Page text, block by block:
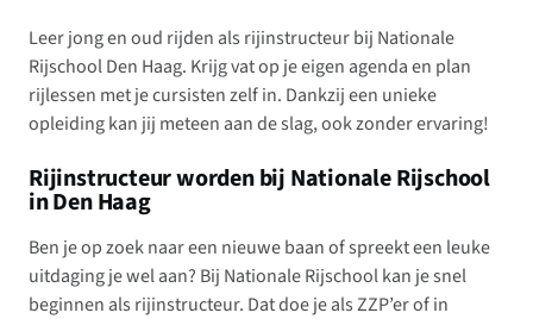
Leer jong en oud rijden als rijinstructeur bij Nationale
Rijschool Den Haag. Krijg vat op je eigen agenda en plan
rijlessen met je cursisten zelf in. Dankzij een unieke
opleiding kan jij meteen aan de slag, ook zonder ervaring!
Rijinstructeur worden bij Nationale Rijschool
in Den Haag
Ben je op zoek naar een nieuwe baan of spreekt een leuke
uitdaging je wel aan? Bij Nationale Rijschool kan je snel
beginnen als rijinstructeur. Dat doe je als ZZP’er of in